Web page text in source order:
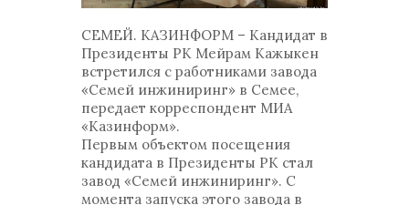
СЕМЕЙ. КАЗИНФОРМ – Кандидат в
Президенты РК Мейрам Кажыкен
встретился с работниками завода
«Семей инжиниринг» в Семее,
передает корреспондент МИА
«Казинформ».
Первым объектом посещения
кандидата в Президенты РК стал
завод «Семей инжиниринг». С
момента запуска этого завода в